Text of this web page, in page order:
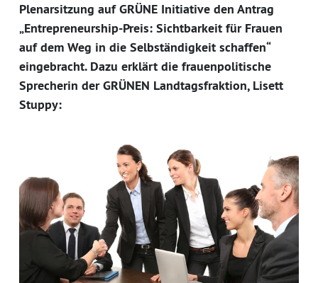
Plenarsitzung auf GRÜNE Initiative den Antrag
„Entrepreneurship-Preis: Sichtbarkeit für Frauen
auf dem Weg in die Selbständigkeit schaffen“
eingebracht. Dazu erklärt die frauenpolitische
Sprecherin der GRÜNEN Landtagsfraktion, Lisett
Stuppy: